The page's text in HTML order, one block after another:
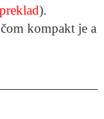
).
kompakt je a